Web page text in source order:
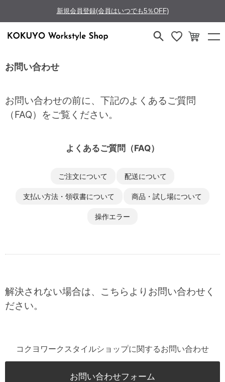
新規会員登録(会員はいつでも5％OFF)
お問い合わせ
お問い合わせの前に、下記のよくあるご質問
（FAQ）をご覧ください。
よくあるご質問（FAQ）
ご注文について 配送について
支払い方法・領収書について 商品・試し場について
操作エラー
解決されない場合は、こちらよりお問い合わせく
ださい。
コクヨワークスタイルショップに関するお問い合わせ
お問い合わせフォーム